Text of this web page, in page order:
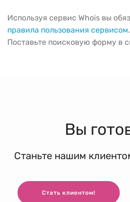
Используя сервис Whois вы
правила пользования сервисом.
Поставьте поисковую форму в
Вы
Станьте нашим
Стать клиентом!